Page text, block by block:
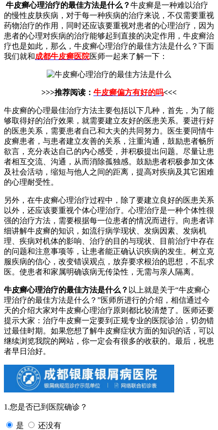
牛皮癣心理治疗的最佳方法是什么？牛皮癣是一种难以治疗
的慢性皮肤疾病，对于每一种疾病的治疗来说，不仅需要重视
药物治疗的作用，同时还应该要重视对患者的心理治疗，因为
患者的心理对疾病的治疗能够起到直接的决定作用，牛皮癣治
疗也是如此，那么，牛皮癣心理治疗的最佳方法是什么？下面
我们就和成都牛皮癣医院医师一起来了解一下：
>>>推荐阅读： 牛皮癣偏方有好的吗<<<
牛皮癣的心理最佳治疗方法主要包括以下几种，首先，为了能
够取得好的治疗效果，就需要建立友好的医患关系。要进行好
的医患关系，需要患者自己和大夫的共同努力。医生要同情牛
皮癣患者，与患者建立友善的关系，注重沟通，鼓励患者畅所
欲言，充分表达自己的内心感受，并积极提出问题。尽量让患
者相互交流、沟通，从而消除孤独感。鼓励患者积极参加文体
及社会活动，缩短与他人之间的距离，提高对疾病及其它困难
的心理耐受性。
另外，在牛皮癣心理治疗过程中，除了要建立良好的医患关系
以外，还应该要重视个体心理治疗。心理治疗是一种个体性很
强的治疗方法，需要根据每一位患者的情况而进行。向患者详
细讲解牛皮癣的知识，如流行病学现状、发病因素、发病机
理、疾病对机体的影响、治疗的目的与现状、目前治疗中存在
的问题和注意事项等，让患者能正确认识疾病的发生。树立克
服疾病的信心，改变错误观点，放弃要求根治的思想，不乱求
医。使患者和家属明确该病无传染性，无需与亲人隔离。
牛皮癣心理治疗的最佳方法是什么？ 以上就是关于“牛皮癣心
理治疗的最佳方法是什么？”医师所进行的介绍，相信通过今
天的介绍大家对牛皮癣心理治疗原则都比较清楚了。医师还要
提示大家：治疗牛皮癣一定要到正规专业的医院诊治，切勿错
过最佳时期。如果您想了解牛皮癣症状方面的知识的话，可以
继续浏览我院的网站，你一定会有很多的收获的。最后，祝患
者早日治好。
1.您是否已到医院确诊？
是 还没有